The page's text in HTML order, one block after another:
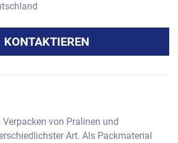
KONTAKTIEREN
von Pralinen und
Art. Als Packmaterial